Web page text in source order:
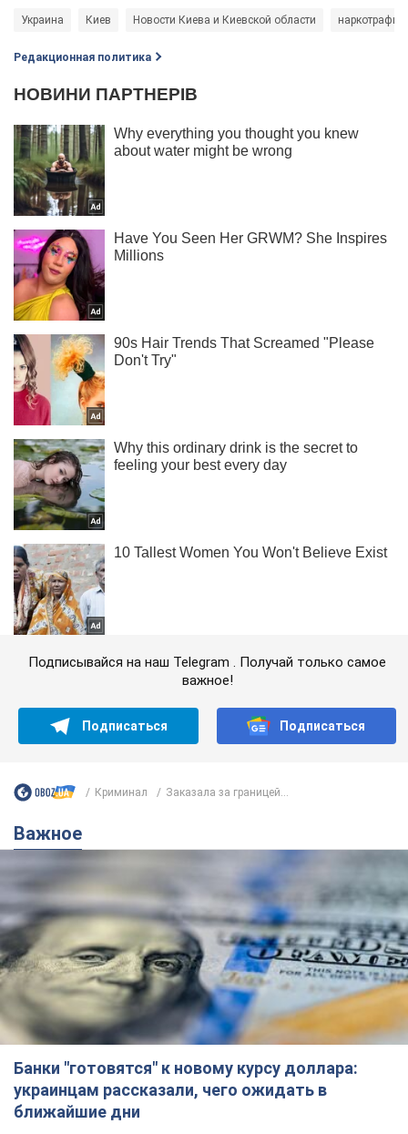
Украина Киев Новости Киева и Киевской области наркотрафик
Редакционная политика
Подписывайся на наш Telegram . Получай только самое
важное!
Подписаться Подписаться
Криминал Заказала за границей...
Важное
Банки "готовятся" к новому курсу доллара:
украинцам рассказали, чего ожидать в
ближайшие дни